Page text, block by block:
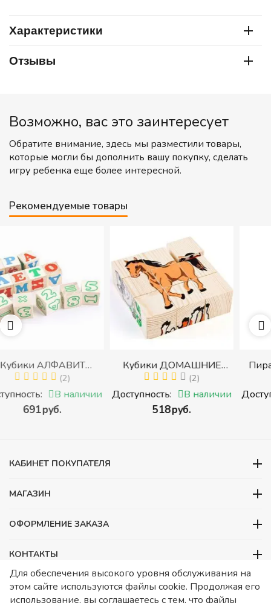
Характеристики
Отзывы
Возможно, вас это заинтересует
Обратите внимание, здесь мы разместили товары,
которые могли бы дополнить вашу покупку, сделать
игру ребенка еще более интересной.
Рекомендуемые товары
с
Кубики ДОМАШНИЕ
ЖИВОТНЫЕ (Томик)
(Набор кубиков
разрезных (складных))
Доступность: В наличии
Пирамидка "Радуга" (8
деталей) (Пирамидка
среднего размера)
Доступность: В
КАБИНЕТ ПОКУПАТЕЛЯ
МАГАЗИН
ОФОРМЛЕНИЕ ЗАКАЗА
КОНТАКТЫ
ООО «Детский сад», ОГРН 1157746480088
ИНН 7728252648 КПП 772601001 Юридический адрес – Москва,
Для обеспечения высокого уровня обслуживания на
этом сайте используются файлы cookie. Продолжая его
использование, вы соглашаетесь с тем, что файлы